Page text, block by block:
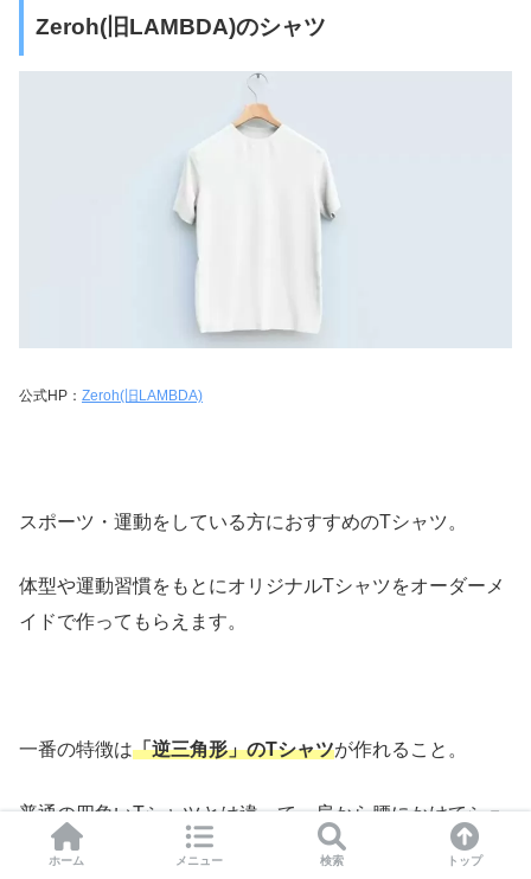
Zeroh(旧LAMBDA)のシャツ
公式HP： Zeroh(旧LAMBDA)
スポーツ・運動をしている方におすすめのTシャツ。
体型や運動習慣をもとにオリジナルTシャツをオーダーメ
イドで作ってもらえます。
一番の特徴は「逆三角形」のTシャツが作れること。
普通の四角いTシャツとは違って、肩から腰にかけてシュ
ッとした形になり、引き締まったシルエットに見せること
ホーム メニュー 検索 トップ